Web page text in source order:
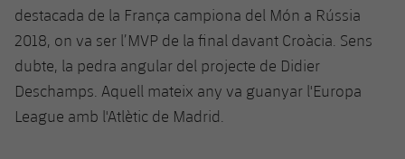
destacada de la França campiona del Món a Rússia
2018, on va ser l’MVP de la final davant Croàcia. Sens
dubte, la pedra angular del projecte de Didier
Deschamps. Aquell mateix any va guanyar l'Europa
League amb l'Atlètic de Madrid.